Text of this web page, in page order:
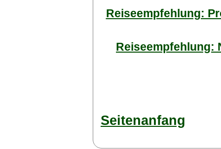
Reiseempfehlung:
Reiseempfehlung:
Seitenanfang